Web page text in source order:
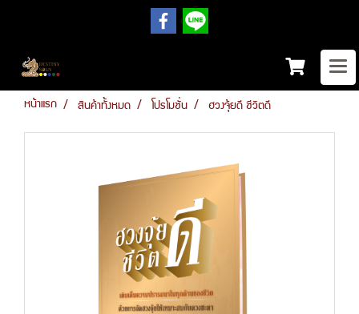
หน้าแรก สินค้าทั้งหมด โปรโมชั่น ฮวงจุ้ยดี ชีวิตดี